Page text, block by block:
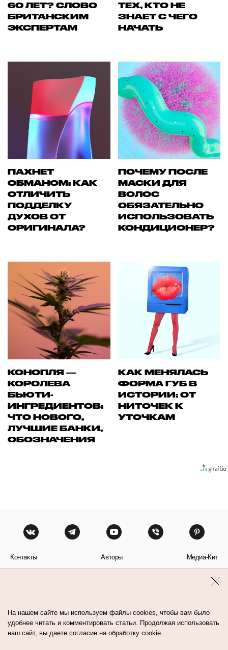
60 ЛЕТ? СЛОВО
БРИТАНСКИМ
ЭКСПЕРТАМ
ТЕХ, КТО НЕ
ЗНАЕТ С ЧЕГО
НАЧАТЬ
ПАХНЕТ
ОБМАНОМ: КАК
ОТЛИЧИТЬ
ПОДДЕЛКУ
ДУХОВ ОТ
ОРИГИНАЛА?
ПОЧЕМУ ПОСЛЕ
МАСКИ ДЛЯ
ВОЛОС
ОБЯЗАТЕЛЬНО
ИСПОЛЬЗОВАТЬ
КОНДИЦИОНЕР?
КОНОПЛЯ —
КОРОЛЕВА
БЬЮТИ-
ИНГРЕДИЕНТОВ:
ЧТО НОВОГО,
ЛУЧШИЕ БАНКИ,
ОБОЗНАЧЕНИЯ
КАК МЕНЯЛАСЬ
ФОРМА ГУБ В
ИСТОРИИ: ОТ
НИТОЧЕК К
УТОЧКАМ
Контакты Авторы Медиа-Кит
На нашем сайте мы используем файлы cookies, чтобы вам было
удобнее читать и комментировать статьи. Продолжая использовать
наш сайт, вы даете согласие на обработку cookie.